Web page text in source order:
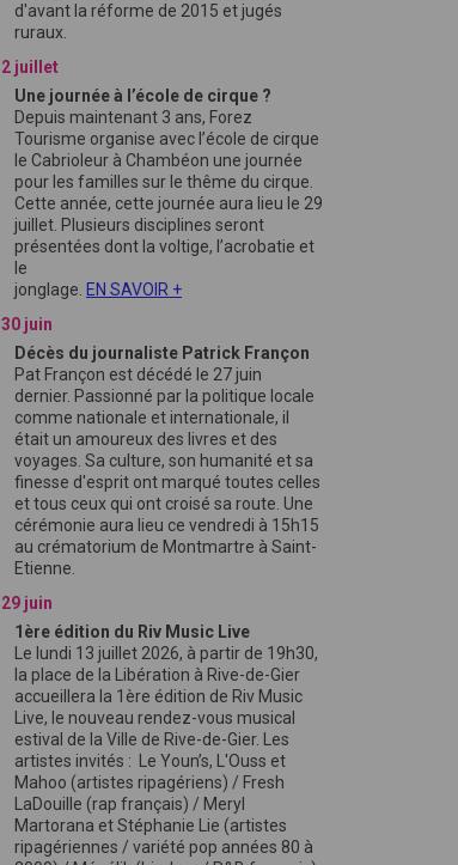
d'avant la réforme de 2015 et jugés
ruraux.
2 juillet
Une journée à l’école de cirque ?
Depuis maintenant 3 ans, Forez
Tourisme organise avec l’école de cirque
le Cabrioleur à Chambéon une journée
pour les familles sur le thême du cirque.
Cette année, cette journée aura lieu le 29
juillet. Plusieurs disciplines seront
présentées dont la voltige, l’acrobatie et
le
jonglage. EN SAVOIR +
30 juin
Décès du journaliste Patrick Françon
Pat Françon est décédé le 27 juin
dernier. Passionné par la politique locale
comme nationale et internationale, il
était un amoureux des livres et des
voyages. Sa culture, son humanité et sa
finesse d'esprit ont marqué toutes celles
et tous ceux qui ont croisé sa route. Une
cérémonie aura lieu ce vendredi à 15h15
au crématorium de Montmartre à Saint-
Etienne.
29 juin
1ère édition du Riv Music Live
Le lundi 13 juillet 2026, à partir de 19h30,
la place de la Libération à Rive-de-Gier
accueillera la 1ère édition de Riv Music
Live, le nouveau rendez-vous musical
estival de la Ville de Rive-de-Gier. Les
artistes invités : Le Youn’s, L'Ouss et
Mahoo (artistes ripagériens) / Fresh
LaDouille (rap français) / Meryl
Martorana et Stéphanie Lie (artistes
ripagériennes / variété pop années 80 à